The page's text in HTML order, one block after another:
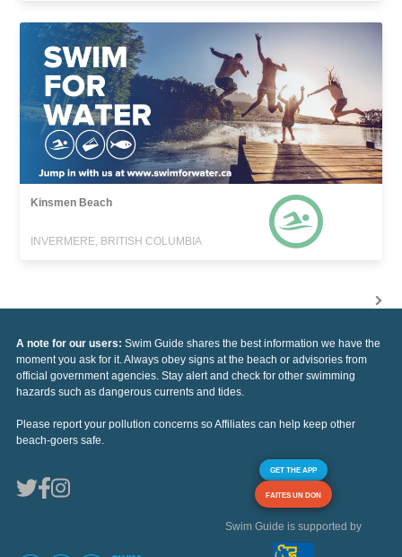
Kinsmen Beach
INVERMERE, BRITISH COLUMBIA
A note for our users: Swim Guide shares the best information we have the
moment you ask for it. Always obey signs at the beach or advisories from
official government agencies. Stay alert and check for other swimming
hazards such as dangerous currents and tides.
Please report your pollution concerns so Affiliates can help keep other
beach-goers safe.
GET THE APP
FAITES UN DON
Swim Guide is supported by